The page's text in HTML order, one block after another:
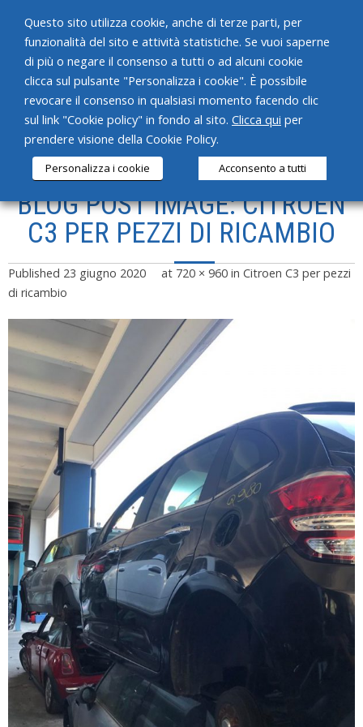
HOME
CHI SIAMO
SERVIZI
PRODOTTI
CONTATTI
BLOG POST IMAGE: CITROEN
C3 PER PEZZI DI RICAMBIO
Published 23 giugno 2020 at 720 × 960 in Citroen C3 per pezzi
di ricambio
Questo sito utilizza cookie, anche di terze parti, per
funzionalità del sito e attività statistiche. Se vuoi saperne
di più o negare il consenso a tutti o ad alcuni cookie
clicca sul pulsante "Personalizza i cookie". È possibile
revocare il consenso in qualsiasi momento facendo clic
sul link "Cookie policy" in fondo al sito. Clicca qui per
prendere visione della Cookie Policy.
Personalizza i cookie Acconsento a tutti